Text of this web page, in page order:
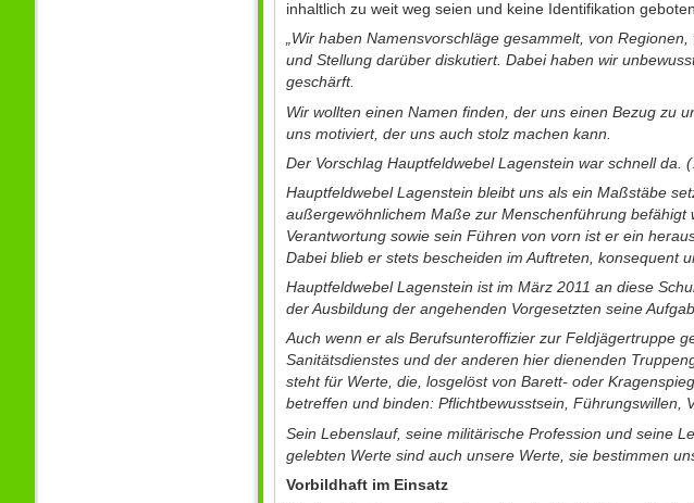
inhaltlich zu weit weg seien und keine Identifikation
„Wir haben Namensvorschläge gesammelt, von
und Stellung darüber diskutiert. Dabei haben wir
geschärft.
Wir wollten einen Namen finden, der uns einen Bezug zu
uns motiviert, der uns auch stolz machen kann.
Der Vorschlag Hauptfeldwebel Lagenstein war schnell da.
Hauptfeldwebel Lagenstein bleibt uns als ein Maßstäbe
außergewöhnlichem Maße zur Menschenführung
Verantwortung sowie sein Führen von vorn ist er ein
Dabei blieb er stets bescheiden im Auftreten, konsequent
Hauptfeldwebel Lagenstein ist im März 2011 an diese
der Ausbildung der angehenden Vorgesetzten seine
Auch wenn er als Berufsunteroffizier zur Feldjägertruppe
Sanitätsdienstes und der anderen hier dienenden
steht für Werte, die, losgelöst von Barett- oder
betreffen und binden: Pflichtbewusstsein, Führungswillen,
Sein Lebenslauf, seine militärische Profession und seine
gelebten Werte sind auch unsere Werte, sie bestimmen
Vorbildhaft im Einsatz